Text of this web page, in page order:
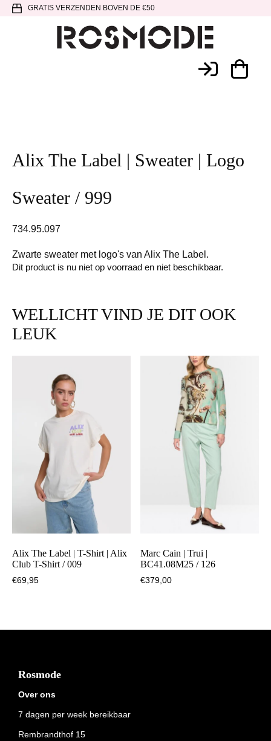
Spring
hoofdnavigatie
Door
SpringGRATIS VERZENDEN BOVEN DE €50
Alix The Label | Sweater | Logo
Sweater / 999
734.95.097
Zwarte sweater met logo's van Alix The Label.
Dit product is nu niet op voorraad en niet beschikbaar.
WELLICHT VIND JE DIT OOK
LEUK
Alix The Label | T-Shirt | Alix
Club T-Shirt / 009
€69,95
Marc Cain | Trui |
BC41.08M25 / 126
€379,00
Footer
Rosmode
Over ons
7 dagen per week bereikbaar
Rembrandthof 15